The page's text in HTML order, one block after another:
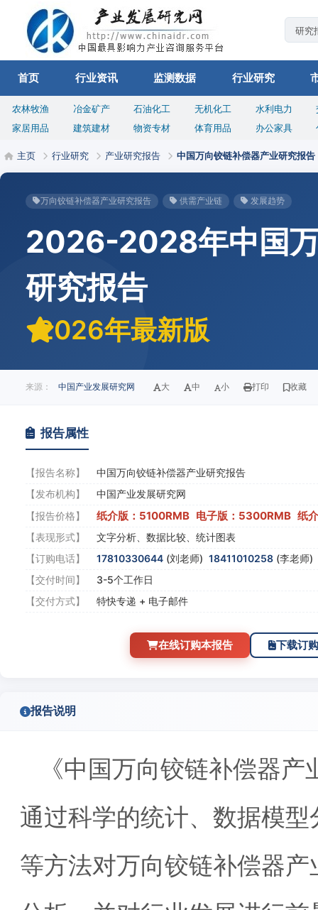
首页 行业资讯 监测数据 行业研究
农林牧渔 冶金矿产 石油化工 无机化工 水利电力
家居用品
建筑建材 物资专材 体育用品 办公家具
主页 行业研究 产业研究报告 中国万向铰链补偿器产业研究报告
万向铰链补偿器产业研究报告 供需产业链 发展趋势
2026-2028年中国
研究报告
2026年最新版
来源： 中国产业发展研究网 大 中 小 打印 收藏
报告属性
【报告名称】
中国万向铰链补偿器产业研究报告
【发布机构】
中国产业发展研究网
【报告价格】
纸介版：5100RMB 电子版：5300RMB 纸
【表现形式】
文字分析、数据比较、统计图表
【订购电话】
17810330644 (刘老师) 18411010258 (李老师)
【交付时间】
3-5个工作日
【交付方式】
特快专递 + 电子邮件
在线订购本报告 下载订
报告说明
《中国万向铰链补偿器
通过科学的统计、数据模
等方法对万向铰链补偿器